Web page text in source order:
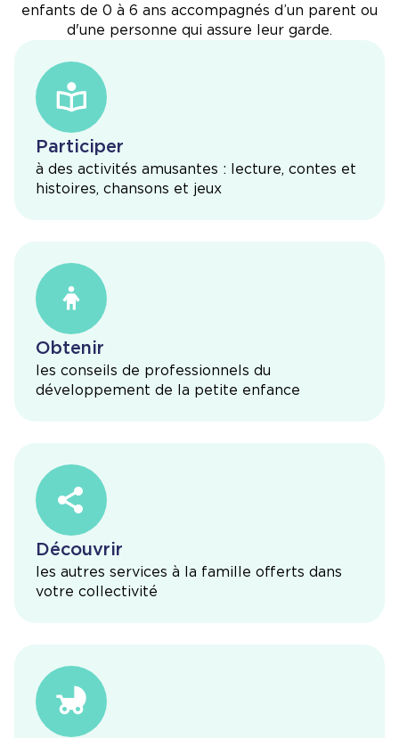
enfants de 0 à 6 ans accompagnés d’un parent ou
d'une personne qui assure leur garde.
Participer
à des activités amusantes : lecture, contes et
histoires, chansons et jeux
Obtenir
les conseils de professionnels du
développement de la petite enfance
Découvrir
les autres services à la famille offerts dans
votre collectivité